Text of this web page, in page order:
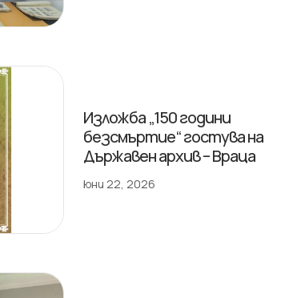
Изложба „150 години
безсмъртие“ гостува на
Държавен архив – Враца
юни 22, 2026